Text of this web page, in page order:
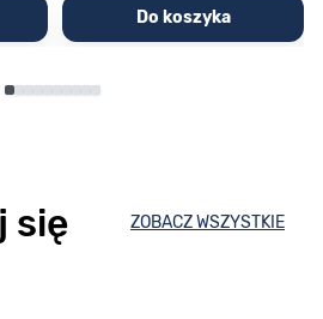
Do koszyka
się ZOBACZ WSZYSTKIE